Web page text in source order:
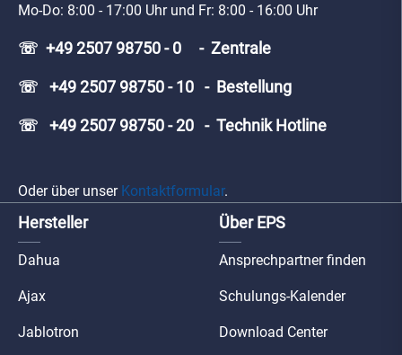
Mo-Do: 8:00 - 17:00 Uhr und Fr: 8:00 - 16:00 Uhr
☏ +49 2507 98750 - 0 - Zentrale
☏ +49 2507 98750 - 10 - Bestellung
☏ +49 2507 98750 - 20 - Technik Hotline
Oder über unser Kontaktformular.
Hersteller
Dahua
Ajax
Jablotron
Über EPS
Ansprechpartner finden
Schulungs-Kalender
Download Center